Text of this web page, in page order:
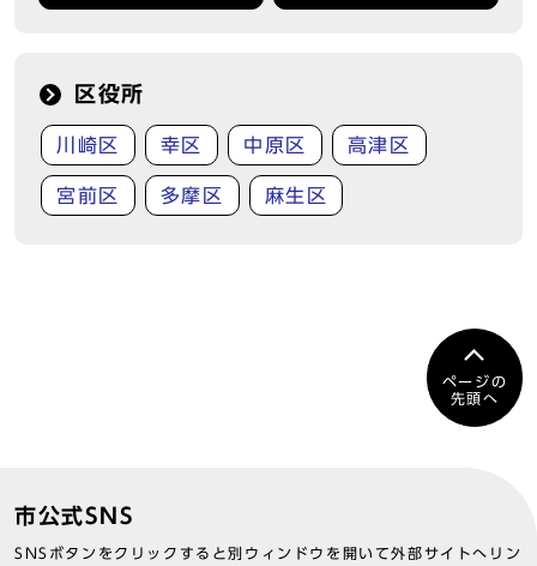
区役所
川崎区 幸区 中原区 高津区
宮前区 多摩区 麻生区
ページの
先頭へ
市公式SNS
SNSボタンをクリックすると別ウィンドウを開いて外部サイトへリン